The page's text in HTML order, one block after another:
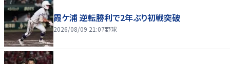
霞ケ浦 逆転勝利で2年ぶり初戦突破
2026/08/09 21:07野球